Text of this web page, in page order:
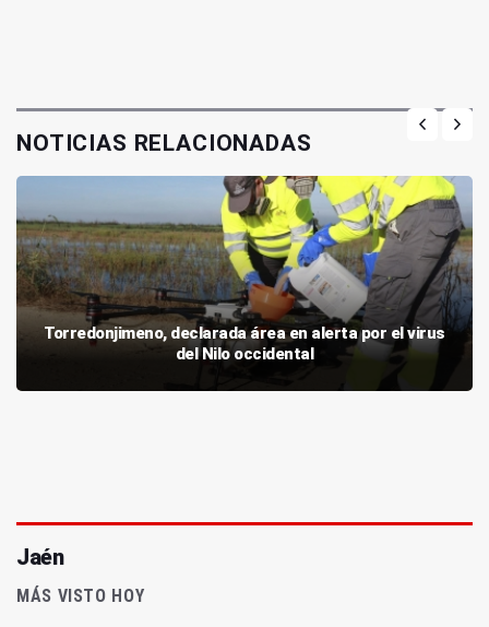
NOTICIAS RELACIONADAS
Torredonjimeno, declarada área en alerta por el virus
del Nilo occidental
Jaén
MÁS VISTO HOY